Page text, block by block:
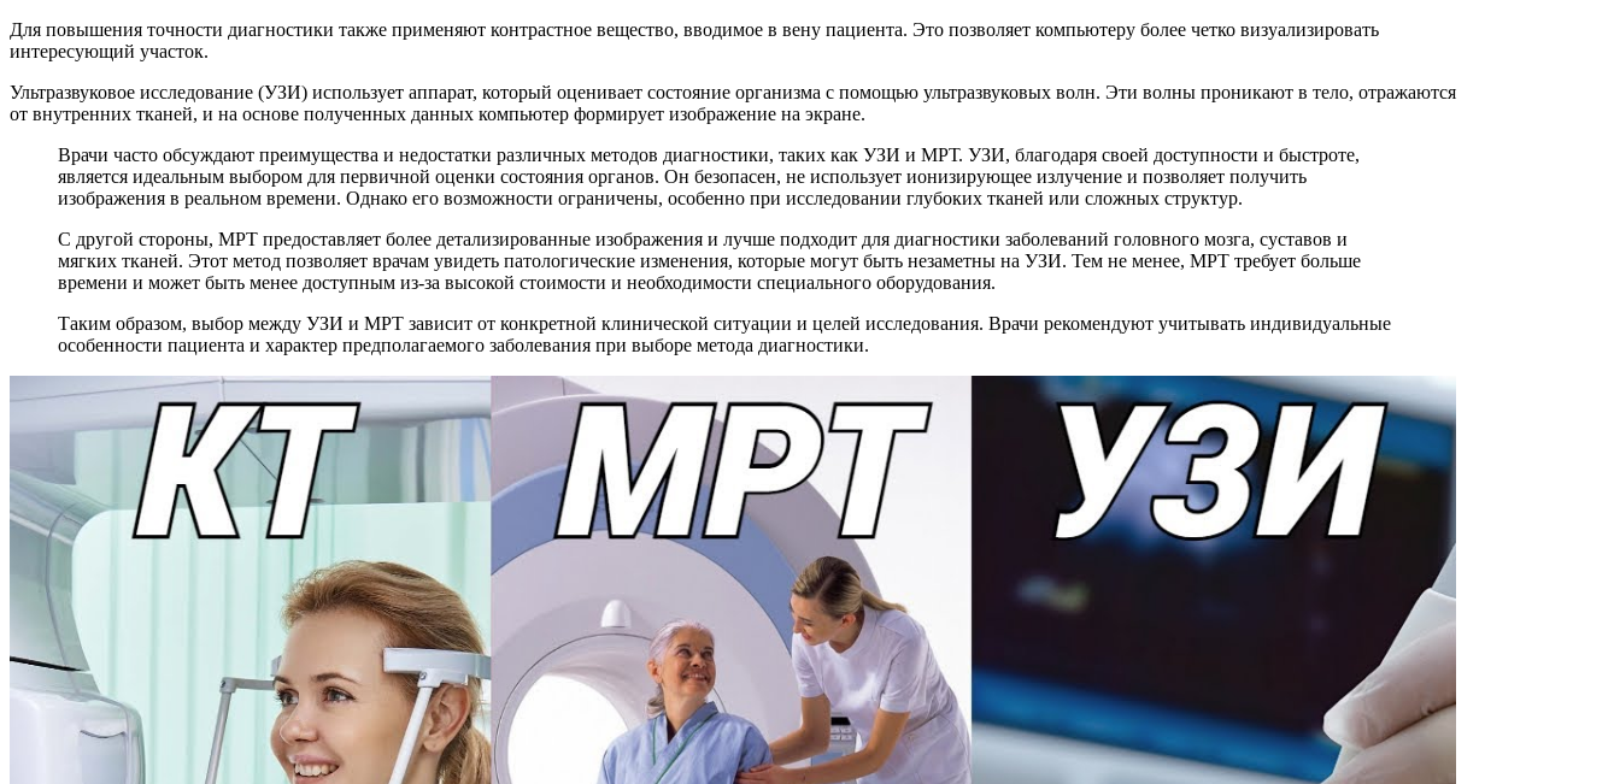
Для повышения точности диагностики также применяют контрастное вещество, вводимое в вену пациента. Это позволяет компьютеру более четко визуализировать
интересующий участок.
Ультразвуковое исследование (УЗИ) использует аппарат, который оценивает состояние организма с помощью ультразвуковых волн. Эти волны проникают в тело, отражаются
от внутренних тканей, и на основе полученных данных компьютер формирует изображение на экране.
Врачи часто обсуждают преимущества и недостатки различных методов диагностики, таких как УЗИ и МРТ. УЗИ, благодаря своей доступности и быстроте,
является идеальным выбором для первичной оценки состояния органов. Он безопасен, не использует ионизирующее излучение и позволяет получить
изображения в реальном времени. Однако его возможности ограничены, особенно при исследовании глубоких тканей или сложных структур.
С другой стороны, МРТ предоставляет более детализированные изображения и лучше подходит для диагностики заболеваний головного мозга, суставов и
мягких тканей. Этот метод позволяет врачам увидеть патологические изменения, которые могут быть незаметны на УЗИ. Тем не менее, МРТ требует больше
времени и может быть менее доступным из-за высокой стоимости и необходимости специального оборудования.
Таким образом, выбор между УЗИ и МРТ зависит от конкретной клинической ситуации и целей исследования. Врачи рекомендуют учитывать индивидуальные
особенности пациента и характер предполагаемого заболевания при выборе метода диагностики.